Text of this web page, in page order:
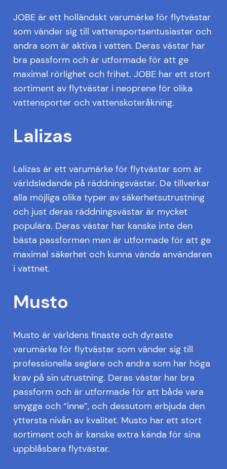
JOBE är ett holländskt varumärke för flytvästar
som vänder sig till vattensportsentusiaster och
andra som är aktiva i vatten. Deras västar har
bra passform och är utformade för att ge
maximal rörlighet och frihet. JOBE har ett stort
sortiment av flytvästar i neoprene för olika
vattensporter och vattenskoteråkning.
Lalizas
Lalizas är ett varumärke för flytvästar som är
världsledande på räddningsvästar. De tillverkar
alla möjliga olika typer av säkerhetsutrustning
och just deras räddningsvästar är mycket
populära. Deras västar har kanske inte den
bästa passformen men är utformade för att ge
maximal säkerhet och kunna vända användaren
i vattnet.
Musto
Musto är världens finaste och dyraste
varumärke för flytvästar som vänder sig till
professionella seglare och andra som har höga
krav på sin utrustning. Deras västar har bra
passform och är utformade för att både vara
snygga och “inne”, och dessutom erbjuda den
yttersta nivån av kvalitet. Musto har ett stort
sortiment och är kanske extra kända för sina
uppblåsbara flytvästar.